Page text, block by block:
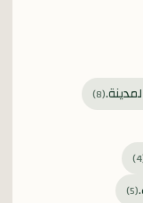
(
8
)
4
)
(
5
)